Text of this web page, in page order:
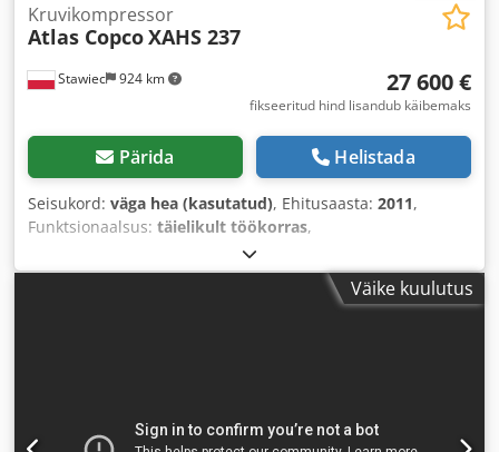
Stawiec 924 km
Kruvikompressor
Atlas CopcoXAHS 237
27 600 €
fikseeritud hind lisandub käibemaks
Pärida Helistada
Seisukord: väga hea (kasutatud), Ehitusaasta: 2011,
Funktsionaalsus: täielikult töökorras,
Väike kuulutus